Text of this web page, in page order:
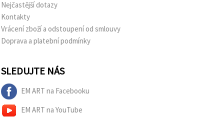
Nejčastější dotazy
Kontakty
Vrácení zboží a odstoupení od smlouvy
Doprava a platební podmínky
SLEDUJTE NÁS
EM ART na Facebooku
EM ART na YouTube